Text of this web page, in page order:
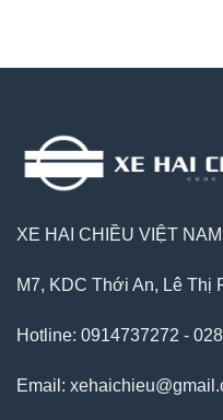
XE HAI CHIỀU VIỆT NAM
M7, KDC Thới An, Lê Thị
Hotline: 0914737272 -
Email: